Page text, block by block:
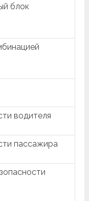
блок
водителя
пассажира